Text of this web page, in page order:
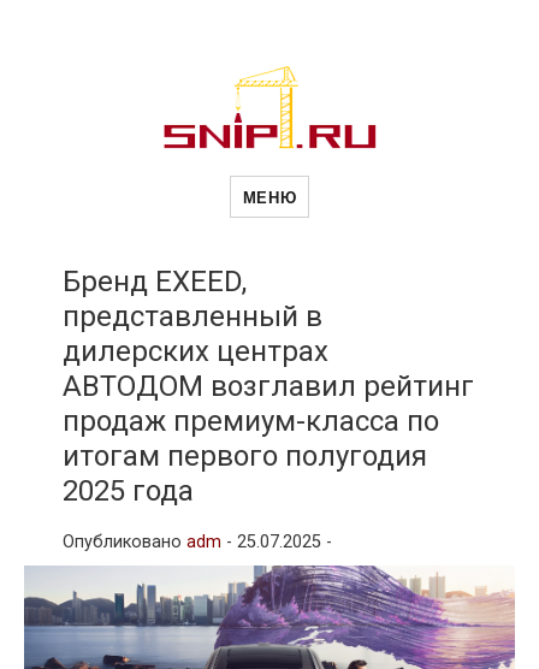
Новости
и
МЕНЮ
Бренд EXEED,
представленный в
дилерских центрах
АВТОДОМ возглавил рейтинг
продаж премиум-класса по
итогам первого полугодия
2025 года
Опубликовано adm - 25.07.2025 -